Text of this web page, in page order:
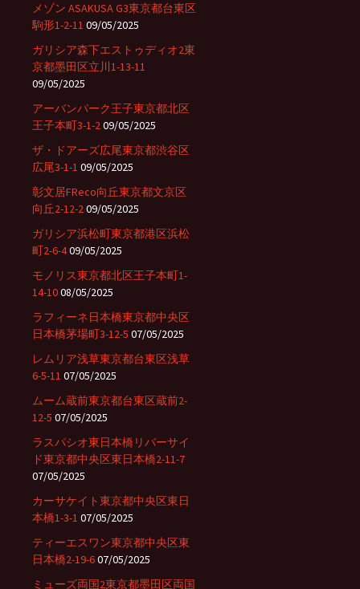
メゾン ASAKUSA G3東京都台東区
駒形1-2-11 09/05/2025
ガリシア森下エストゥディオ2東
京都墨田区立川1-13-11
09/05/2025
アーバンパーク王子東京都北区
王子本町3-1-209/05/2025
ザ・ドアーズ広尾東京都渋谷区
広尾3-1-1 09/05/2025
彰文居FReco向丘東京都文京区
向丘2-12-209/05/2025
ガリシア浜松町東京都港区浜松
町2-6-409/05/2025
モノリス東京都北区王子本町1-
14-1008/05/2025
ラフィーネ日本橋東京都中央区
日本橋茅場町3-12-5 07/05/2025
レムリア浅草東京都台東区浅草
6-5-11 07/05/2025
ムーム蔵前東京都台東区蔵前2-
12-5 07/05/2025
ラスパシオ東日本橋リバーサイ
ド東京都中央区東日本橋2-11-7
07/05/2025
カーサケイト東京都中央区東日
本橋1-3-1 07/05/2025
ティーエスワン東京都中央区東
日本橋2-19-607/05/2025
ミューズ両国2東京都墨田区両国